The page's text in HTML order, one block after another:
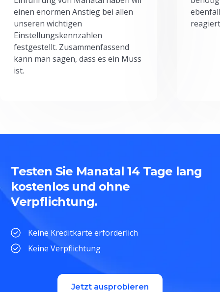
einen enormen Anstieg bei allen
unseren wichtigen
Einstellungskennzahlen
festgestellt. Zusammenfassend
kann man sagen, dass es ein Muss
ist.
Testen Sie Manatal 14 Tage lang
kostenlos und ohne
Verpflichtung.
Keine Kreditkarte erforderlich
Keine Verpflichtung
Jetzt ausprobieren